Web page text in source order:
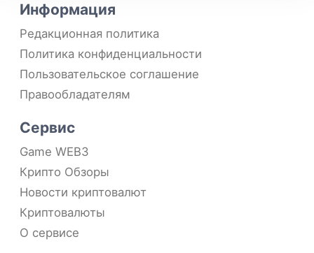
Информация
Редакционная политика
Политика конфиденциальности
Пользовательское соглашение
Правообладателям
Сервис
Game WEB3
Крипто Обзоры
Новости криптовалют
Криптовалюты
О сервисе